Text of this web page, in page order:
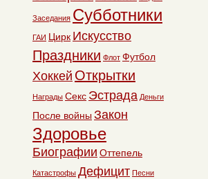
Заседания Субботники
ГАИ Цирк Искусство
Праздники Флот Футбол
Хоккей Открытки
Награды Секс Эстрада Деньги
После войны Закон
Здоровье
Биографии Оттепель
Катастрофы Дефицит Песни